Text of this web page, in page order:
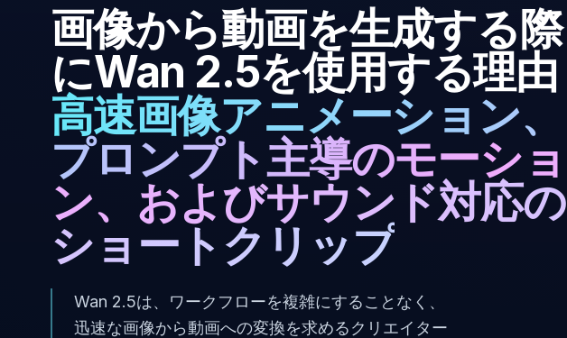
画像から動画を生成する際
にWan 2.5を使用する理由
高速画像アニメーション、
プロンプト主導のモーショ
ン、およびサウンド対応の
ショートクリップ
Wan 2.5は、ワークフローを複雑にすることなく、
迅速な画像から動画への変換を求めるクリエイター